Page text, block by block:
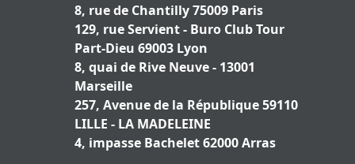
8, rue de Chantilly 75009 Paris
129, rue Servient - Buro Club Tour
Part-Dieu 69003 Lyon
8, quai de Rive Neuve - 13001
Marseille
257, Avenue de la République 59110
LILLE - LA MADELEINE
4, impasse Bachelet 62000 Arras